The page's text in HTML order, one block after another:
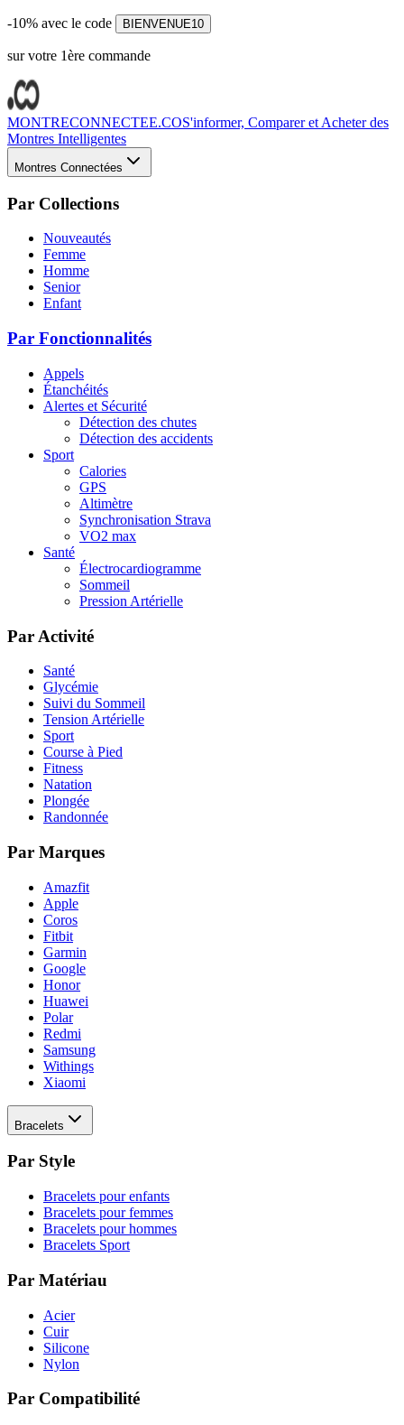
-10% avec le code BIENVENUE10
sur votre 1ère commande
MONTRECONNECTEE.COS'informer, Comparer et Acheter des
Montres Intelligentes
Montres Connectées
Par Collections
Nouveautés
Femme
Homme
Senior
Enfant
Par Fonctionnalités
Appels
Étanchéités
Alertes et Sécurité
Détection des chutes
Détection des accidents
Sport
Calories
GPS
Altimètre
Synchronisation Strava
VO2 max
Santé
Électrocardiogramme
Sommeil
Pression Artérielle
Par Activité
Santé
Glycémie
Suivi du Sommeil
Tension Artérielle
Sport
Course à Pied
Fitness
Natation
Plongée
Randonnée
Par Marques
Amazfit
Apple
Coros
Fitbit
Garmin
Google
Honor
Huawei
Polar
Redmi
Samsung
Withings
Xiaomi
Bracelets
Par Style
Bracelets pour enfants
Bracelets pour femmes
Bracelets pour hommes
Bracelets Sport
Par Matériau
Acier
Cuir
Silicone
Nylon
Par Compatibilité